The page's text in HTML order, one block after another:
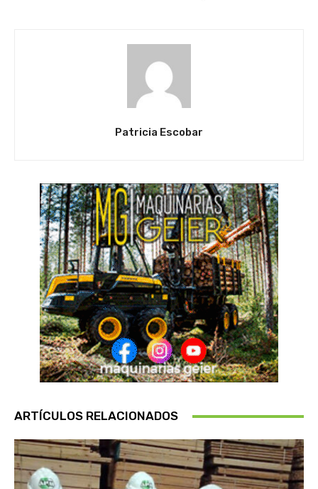
Patricia Escobar
ARTÍCULOS RELACIONADOS